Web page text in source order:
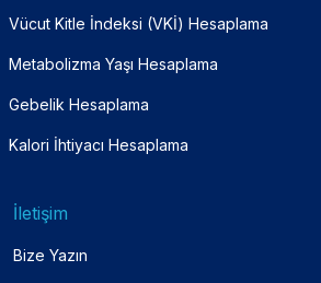
Vücut Kitle İndeksi (VKİ) Hesaplama
Metabolizma Yaşı Hesaplama
Gebelik Hesaplama
Kalori İhtiyacı Hesaplama
İletişim
Bize Yazın